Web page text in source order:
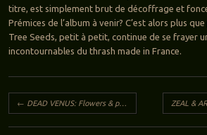
titre, est simplement brut de décoffrage et
Prémices de l’album à venir? C’est alors plus
Tree Seeds, petit à petit, continue de se frayer
incontournables du thrash made in France.
Navigation des articles
← DEAD VENUS: Flowers & pain